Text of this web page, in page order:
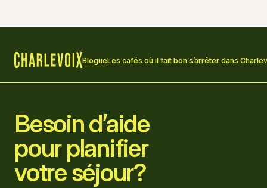
BlogueLes cafés où il fait bon s’arrêter dans
Besoin d’aide
pour planifier
votre séjour?